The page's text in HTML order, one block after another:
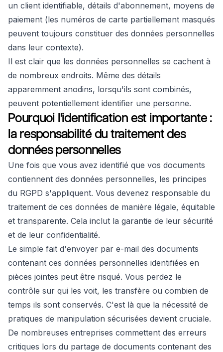
un client identifiable, détails d'abonnement, moyens de
paiement (les numéros de carte partiellement masqués
peuvent toujours constituer des données personnelles
dans leur contexte).
Il est clair que les données personnelles se cachent à
de nombreux endroits. Même des détails
apparemment anodins, lorsqu'ils sont combinés,
peuvent potentiellement identifier une personne.
Pourquoi l'identification est importante :
la responsabilité du traitement des
données personnelles
Une fois que vous avez identifié que vos documents
contiennent des données personnelles, les principes
du RGPD s'appliquent. Vous devenez responsable du
traitement de ces données de manière légale, équitable
et transparente. Cela inclut la garantie de leur sécurité
et de leur confidentialité.
Le simple fait d'envoyer par e-mail des documents
contenant ces données personnelles identifiées en
pièces jointes peut être risqué. Vous perdez le
contrôle sur qui les voit, les transfère ou combien de
temps ils sont conservés. C'est là que la nécessité de
pratiques de manipulation sécurisées devient cruciale.
De nombreuses entreprises commettent des erreurs
critiques lors du partage de documents contenant des